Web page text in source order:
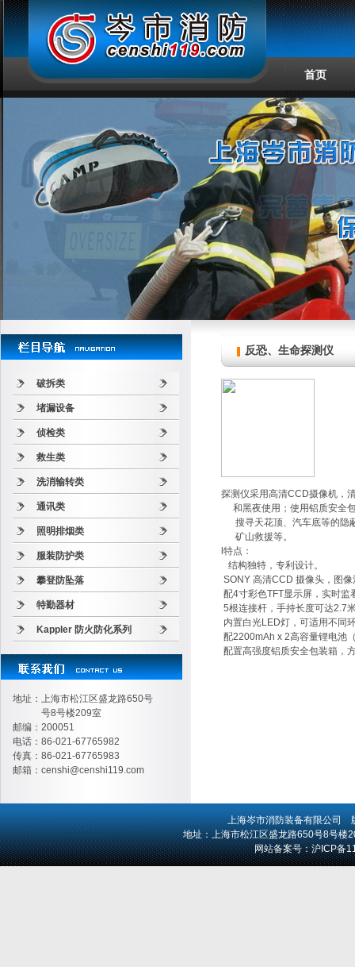
首页
破拆类
堵漏设备
侦检类
救生类
洗消输转类
通讯类
照明排烟类
服装防护类
攀登防坠落
特勤器材
Kappler 防火防化系列
地址：上海市松江区盛龙路650号
号8号楼209室
邮编：200051
电话：86-021-67765982
传真：86-021-67765983
邮箱： censhi@censhi119.com
反恐、生命探测仪
探测仪采用高清CCD摄像机，
和黑夜使用；使用铝质安全包
搜寻天花顶、汽车底等的隐
矿山救援等。
l特点：
结构独特，专利设计。
SONY 高清CCD 摄像头，图
配4寸彩色TFT显示屏，实时监
5根连接杆，手持长度可达2.7
内置白光LED灯，可适用不同
配2200mAh x 2高容量锂电池
配置高强度铝质安全包装箱，
上海岑市消防装备有限公司 版
地址：上海市松江区盛龙路650号8号
网站备案号：沪ICP备